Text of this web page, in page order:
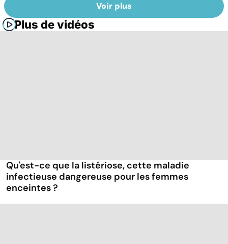
Voir plus
Plus de vidéos
Qu'est-ce que la listériose, cette maladie
infectieuse dangereuse pour les femmes
enceintes ?